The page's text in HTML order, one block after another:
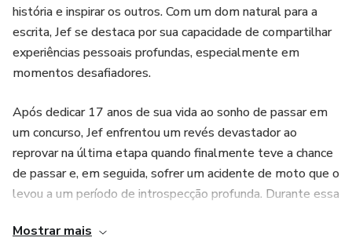
história e inspirar os outros. Com um dom natural para a
escrita, Jef se destaca por sua capacidade de compartilhar
experiências pessoais profundas, especialmente em
momentos desafiadores.
Após dedicar 17 anos de sua vida ao sonho de passar em
um concurso, Jef enfrentou um revés devastador ao
reprovar na última etapa quando finalmente teve a chance
de passar e, em seguida, sofrer um acidente de moto que o
levou a um período de introspecção profunda. Durante essa
as conexões sociais, mas encontrou a força para recomeçar
Mostrar mais